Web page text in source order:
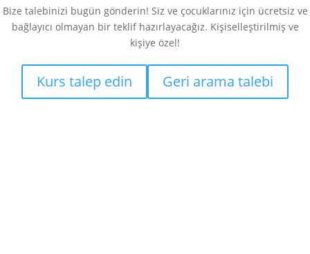
Bize talebinizi bugün gönderin! Siz ve çocuklarınız için ücretsiz ve
bağlayıcı olmayan bir teklif hazırlayacağız. Kişiselleştirilmiş ve
kişiye özel!
Kurs talep edin Geri arama talebi